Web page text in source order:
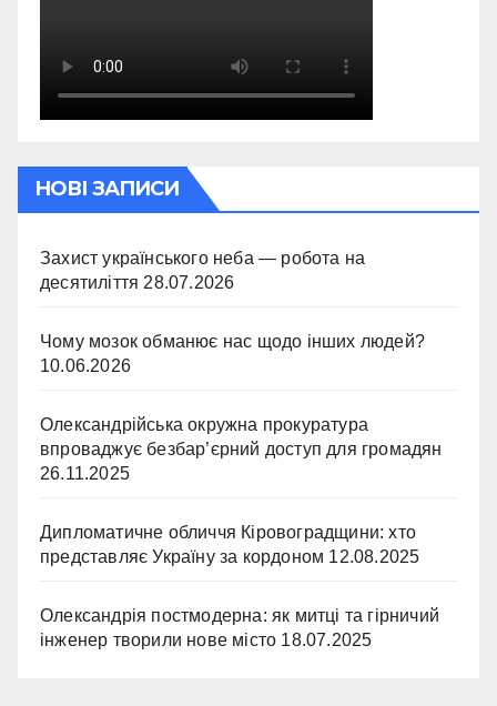
НОВІ ЗАПИСИ
Захист українського неба — робота на
десятиліття 28.07.2026
Чому мозок обманює нас щодо інших людей?
10.06.2026
Олександрійська окружна прокуратура
впроваджує безбар’єрний доступ для громадян
26.11.2025
Дипломатичне обличчя Кіровоградщини: хто
представляє Україну за кордоном 12.08.2025
Олександрія постмодерна: як митці та гірничий
інженер творили нове місто 18.07.2025